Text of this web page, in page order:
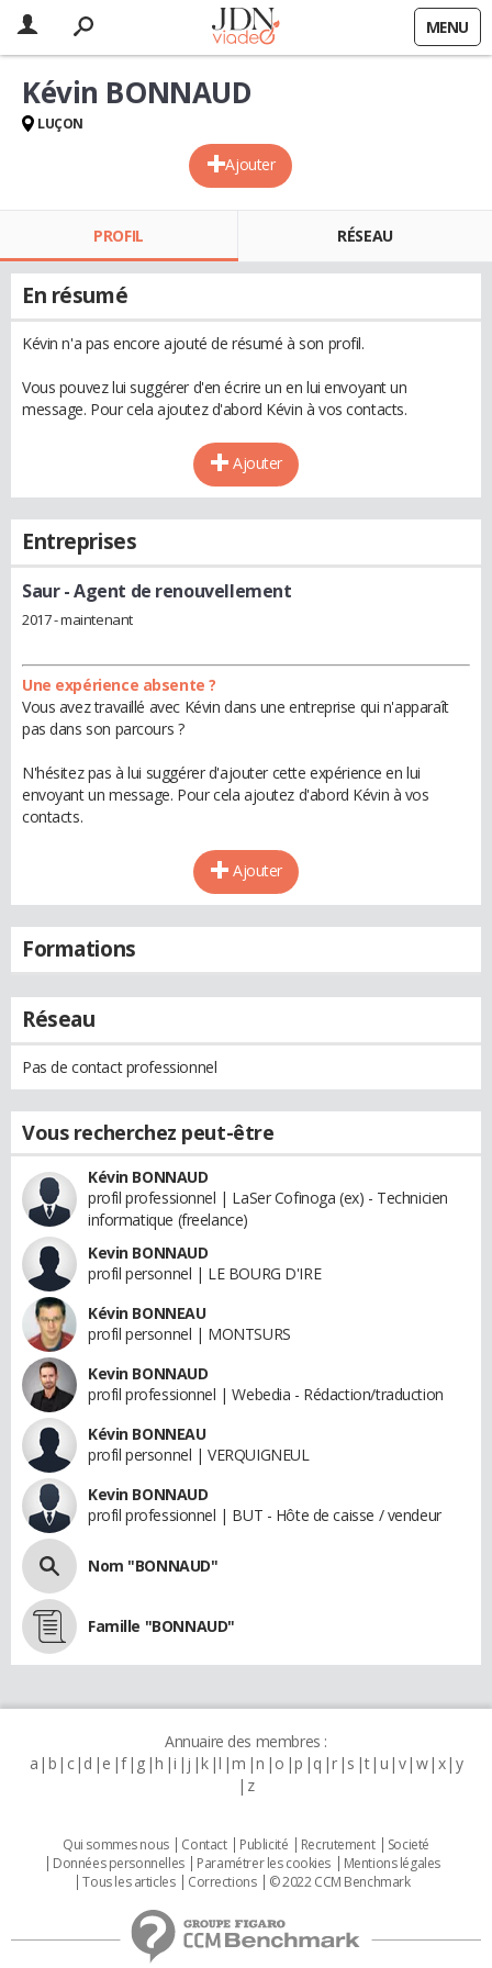
MENU
Ajouter
Kévin BONNAUD
LUÇON
PROFIL RÉSEAU
En résumé
Kévin n'a pas encore ajouté de résumé à son profil.
Vous pouvez lui suggérer d'en écrire un en lui envoyant un
message. Pour cela ajoutez d'abord Kévin à vos contacts.
Ajouter
Entreprises
Saur- Agent de renouvellement
2017 - maintenant
Une expérience absente ?
Vous avez travaillé avec Kévin dans une entreprise qui n'apparaît
pas dans son parcours ?
N'hésitez pas à lui suggérer d'ajouter cette expérience en lui
envoyant un message. Pour cela ajoutez d'abord Kévin à vos
contacts.
Ajouter
Formations
Réseau
Pas de contact professionnel
Vous recherchez peut-être
Kévin BONNAUD
profil professionnel | LaSer Cofinoga (ex) - Technicien
informatique (freelance)
Kevin BONNAUD
profil personnel | LE BOURG D'IRE
Kévin BONNEAU
profil personnel | MONTSURS
Kevin BONNAUD
profil professionnel | Webedia - Rédaction/traduction
Kévin BONNEAU
profil personnel | VERQUIGNEUL
Kevin BONNAUD
profil professionnel | BUT - Hôte de caisse / vendeur
Nom "BONNAUD"
Famille "BONNAUD"
Annuaire des membres :
a b c d e f g h i j k l m n o p q r s t u v w x y
z
Qui sommes nous Contact Publicité Recrutement
Societé
Données personnelles
Paramétrer les cookies
Mentions légales
Tous les articles
Corrections © 2022 CCM Benchmark